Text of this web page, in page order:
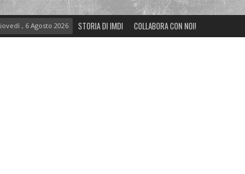
, 6 Agosto 2026 STORIA DI IMDI COLLABORA CON NOI!